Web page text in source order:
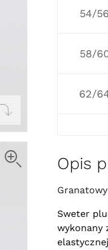
54/56
58/
62/
Opis
Sweter
wykonany